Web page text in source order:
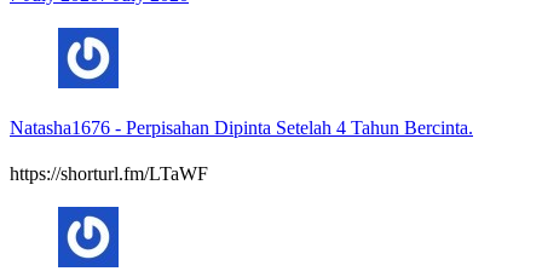
Natasha1676 - Perpisahan Dipinta Setelah 4 Tahun Bercinta.
https://shorturl.fm/LTaWF